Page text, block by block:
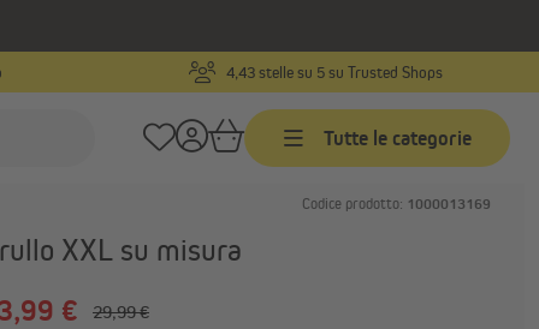
4,43 stelle su 5 su Trusted Shops
Tutte le categorie
Veneziane
Veneziane in misure standard
Codice prodotto: 1000013169
XXL su misura
€ 29,99 €